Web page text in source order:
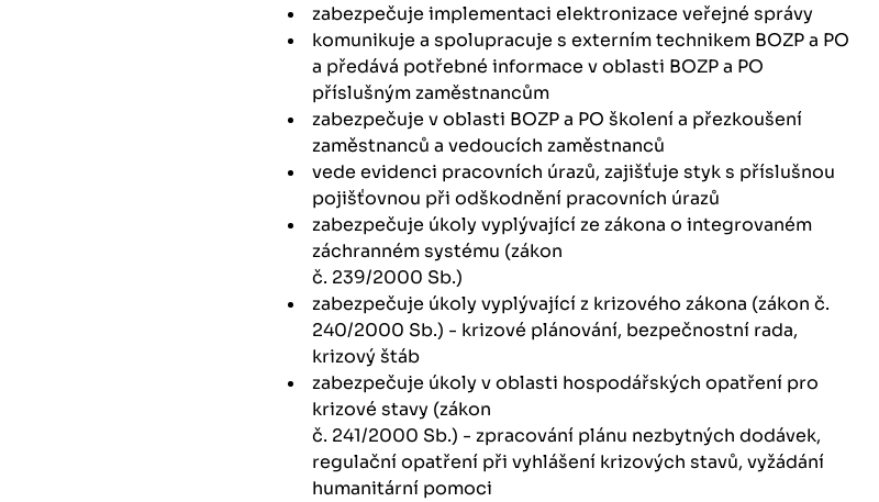
zabezpečuje implementaci elektronizace veřejné správy
komunikuje a spolupracuje s externím technikem BOZP a PO
a předává potřebné informace v oblasti BOZP a PO
příslušným zaměstnancům
zabezpečuje v oblasti BOZP a PO školení a přezkoušení
zaměstnanců a vedoucích zaměstnanců
vede evidenci pracovních úrazů, zajišťuje styk s příslušnou
pojišťovnou při odškodnění pracovních úrazů
zabezpečuje úkoly vyplývající ze zákona o integrovaném
záchranném systému (zákon
č. 239/2000 Sb.)
zabezpečuje úkoly vyplývající z krizového zákona (zákon č.
240/2000 Sb.) - krizové plánování, bezpečnostní rada,
krizový štáb
zabezpečuje úkoly v oblasti hospodářských opatření pro
krizové stavy (zákon
č. 241/2000 Sb.) - zpracování plánu nezbytných dodávek,
regulační opatření při vyhlášení krizových stavů, vyžádání
humanitární pomoci